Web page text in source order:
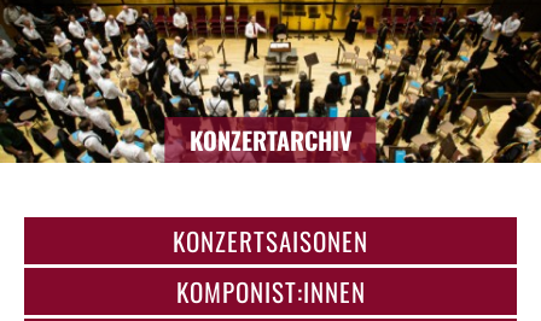
KONZERTARCHIV
KONZERTSAISONEN
KOMPONIST:INNEN